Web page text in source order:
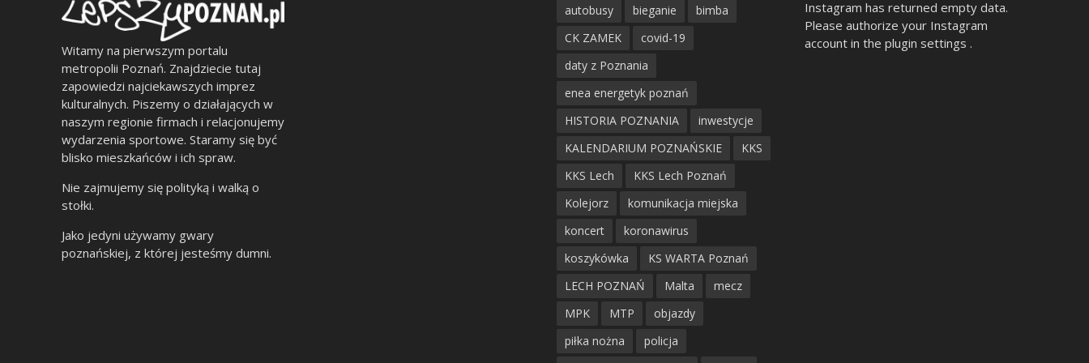
Witamy na pierwszym portalu
metropolii Poznań. Znajdziecie tutaj
zapowiedzi najciekawszych imprez
kulturalnych. Piszemy o działających w
naszym regionie firmach i relacjonujemy
wydarzenia sportowe. Staramy się być
blisko mieszkańców i ich spraw.
Nie zajmujemy się polityką i walką o
stołki.
Jako jedyni używamy gwary
poznańskiej, z której jesteśmy dumni.
autobusy bieganie
bimba
CK ZAMEK
covid-19
daty z Poznania
enea energetyk poznań
HISTORIA POZNANIA
inwestycje
KALENDARIUM POZNAŃSKIE
KKS
KKS Lech
KKS Lech Poznań
Kolejorz
komunikacja miejska
koncert
koronawirus
koszykówka
KS WARTA Poznań
LECH POZNAŃ
Malta
mecz
MPK
MTP
objazdy
piłka nożna
policja
Instagram has returned empty data.
Please authorize your Instagram
account in the plugin settings .